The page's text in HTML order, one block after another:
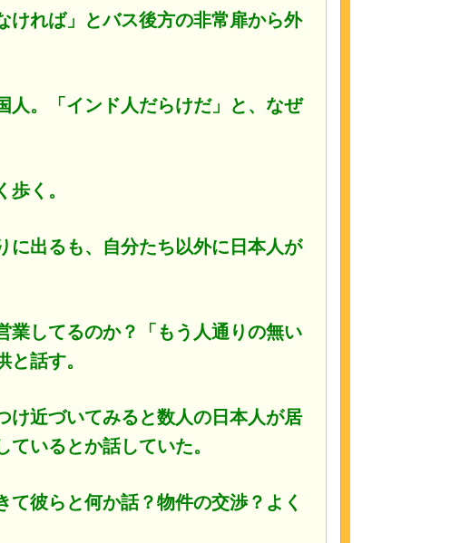
ければ」とバス後方の非常扉から外
。
「インド人だらけだ」と、なぜ
く。
に出るも、自分たち以外に日本人が
業してるのか？「もう人通りの無い
話す。
け近づいてみると数人の日本人が居
いるとか話していた。
彼らと何か話？物件の交渉？よく